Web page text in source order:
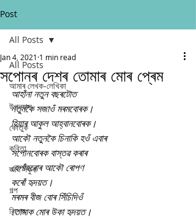
Post
All Posts
আমাৰ লেখক-লেখিকা
উপন্যাস
কৌতুক
কবিতা
জ্ঞান সঁফুৰা
গল্প
বিশেষ
All Posts
সপোনৰ দেশৰ তোমাৰ মোৰ প্ৰেম
Jan 4, 2021 1 min read
আহাঁনা নতুন বছৰটোত
নতুনকৈ সজাওঁ মৰমবোৰক।
হিয়াৰ আকুল আহ্বানবোৰক।
আকৌ নতুনকৈ চিনাকি হওঁ এবাৰ
সপোনবোৰক বাস্তৱ কৰাৰ
হেপাঁহবোৰ আকৌ ৰোপণ
কৰোঁ হৃদয়ত।
মৰমৰ বীজ বোৰ সিঁচিদিওঁ
তোমাক মোৰ উকা হৃদয়ত।